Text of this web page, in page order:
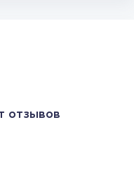
отзывов